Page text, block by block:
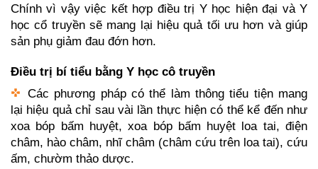
Chính vì vậy việc kết hợp điều trị Y học hiện đại và Y
học cổ truyền sẽ mang lại hiệu quả tối ưu hơn và giúp
sản phụ giảm đau đớn hơn.
Điều trị bí tiểu bằng Y học cô truyền
Các phương pháp có thể làm thông tiểu tiện mang
lại hiệu quả chỉ sau vài lần thực hiện có thể kể đến như
xoa bóp bấm huyệt, xoa bóp bấm huyệt loa tai, điện
châm, hào châm, nhĩ châm (châm cứu trên loa tai), cứu
ấm, chườm thảo dược.